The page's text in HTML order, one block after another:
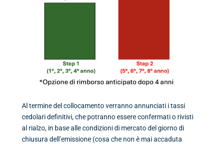
Al termine del collocamento verranno annunciati i tassi
cedolari definitivi, che potranno essere confermati o rivisti
al rialzo, in base alle condizioni di mercato del giorno di
chiusura dell’emissione (cosa che non è mai accaduta